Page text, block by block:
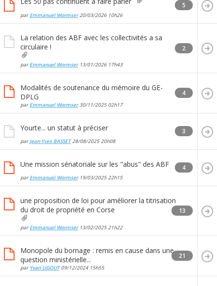
par Emmanuel Wormser20/03/2026 10h26
5
La relation des ABF avec les collectivités a sa
circulaire !
par Emmanuel Wormser13/01/2026 17h43
2
Modalités de soutenance du mémoire du GE-
DPLG
par Emmanuel Wormser30/11/2025 02h17
4
Yourte... un statut à préciser
par Jean-Yves BASSET28/08/202520h08
3
Une mission sénatoriale sur les "abus" des ABF
par Emmanuel Wormser19/03/202522h15
4
une proposition de loi pour améliorer la titrisation
du droit de propriété en Corse
par Emmanuel Wormser13/02/202521h22
13
Monopole du bornage : remis en cause dans une
question ministérielle...
par Yvan LIGOUT09/12/2024 15h55
21